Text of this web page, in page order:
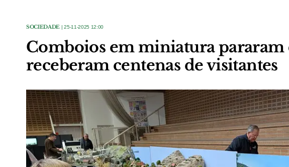
SOCIEDADE | 25-11-2025 12:00
Comboios em miniatura pararam
receberam centenas de visitantes